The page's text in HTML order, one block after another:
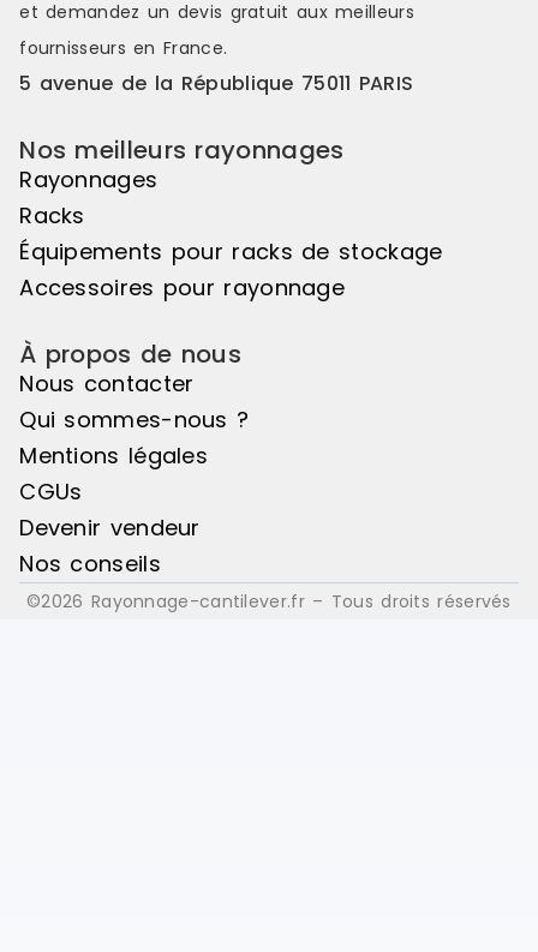
et demandez un devis gratuit aux meilleurs
fournisseurs en France.
5 avenue de la République 75011 PARIS
Nos meilleurs rayonnages
Rayonnages
Racks
Équipements pour racks de stockage
Accessoires pour rayonnage
À propos de nous
Nous contacter
Qui sommes-nous ?
Mentions légales
CGUs
Devenir vendeur
Nos conseils
©2026 Rayonnage-cantilever.fr – Tous droits réservés